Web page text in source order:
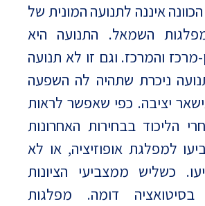
איננה לתנועה המונית של
מפלגות השמאל. התנועה היא
מרכז והמרכז. וגם זו לא תנועה
ניכרת שתהיה לה השפעה
יציבה. כפי שאפשר לראות
הליכוד בבחירות האחרונות
למפלגת אופוזיציה, או לא
כשליש ממצביעי הציונות
דומה. מפלגות